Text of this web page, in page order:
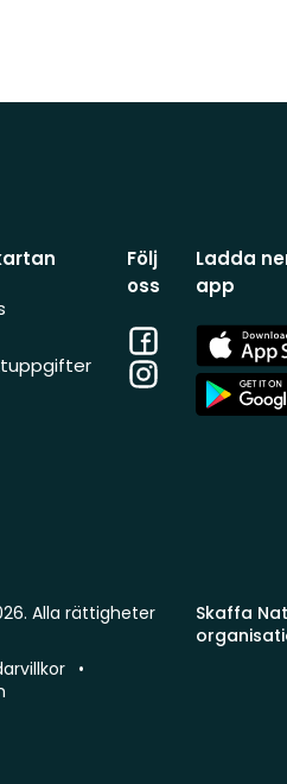
Följ
oss
Facebook
Instagram
Ladda
app
App
Store
App
Store
Skaffa
Alla rättigheter